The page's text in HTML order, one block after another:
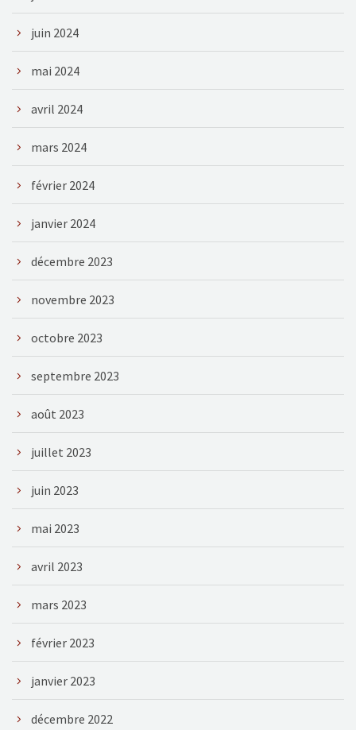
juin 2024
mai 2024
avril 2024
mars 2024
février 2024
janvier 2024
décembre 2023
novembre 2023
octobre 2023
septembre 2023
août 2023
juillet 2023
juin 2023
mai 2023
avril 2023
mars 2023
février 2023
janvier 2023
décembre 2022